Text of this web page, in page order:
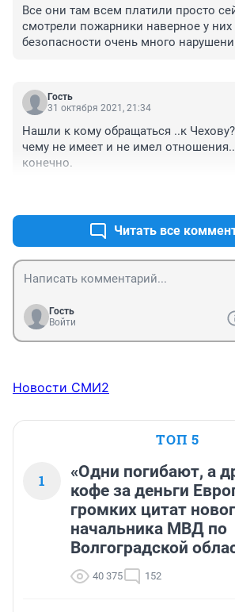
свой товар
Все они там всем платили просто
смотрели пожарники наверное у них
безопасности очень много
пик народищу в выходные и были бы
нужно давно построить нормальный
рынок как люди говорят а помойка
Гость
31 октября 2021, 21:34
Нашли к кому обращаться ..к
чему не имеет и не имел
конечно.
Читать все
Гость
Войти
Новости СМИ2
ТОП 5
1
«Одни погибают, а
кофе за деньги
громких цитат
начальника МВД по
Волгоградской
40 375 152